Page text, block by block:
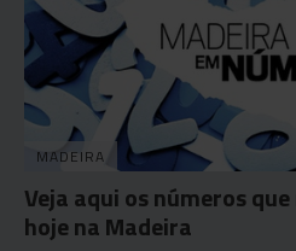
MADEIRA
Veja aqui os números
hoje na Madeira